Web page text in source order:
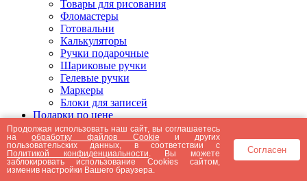
Товары для рисования
Фломастеры
Готовальни
Калькуляторы
Ручки подарочные
Шариковые ручки
Гелевые ручки
Маркеры
Блоки для записей
Подарки по цене
Подарки от 5000 рублей
Подарки до 5000 рублей
Подарки до 3000 рублей
Подарки до 2000 рублей
Подарки до 1000 рублей
Продолжая использовать наш сайт, вы соглашаетесь
наобработку файлов Cookie и других
пользовательских данных, в соответствии с
Политикой конфиденциальности . Вы можете
заблокировать использование Cookies сайтом,
изменив настройки Вашего браузера.
Согласен